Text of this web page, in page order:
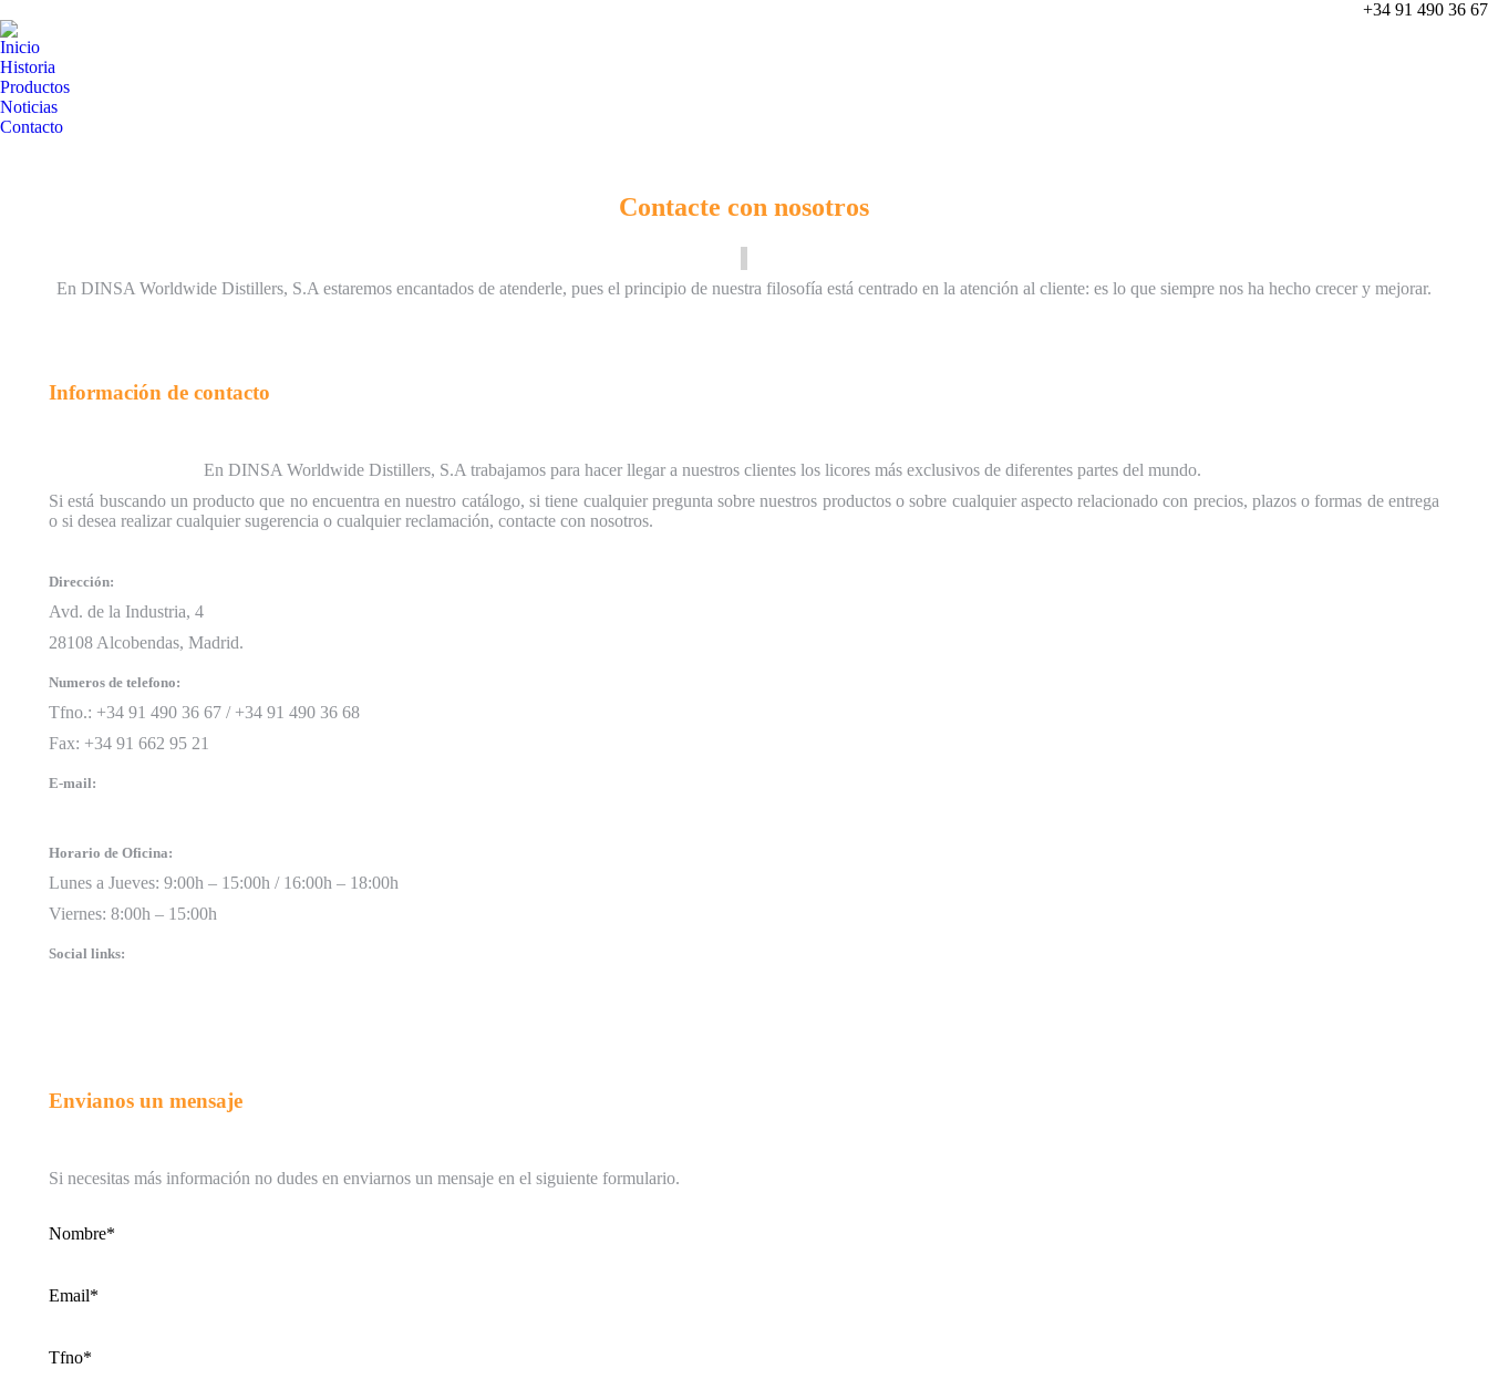
+34 91 490 36 67
Inicio
Historia
Productos
Noticias
Contacto
Contacte con nosotros
En DINSA Worldwide Distillers, S.A estaremos encantados de atenderle, pues el principio de nuestra filosofía está centrado en la atención al cliente: es lo que siempre nos ha hecho crecer y mejorar.
Información de contacto
En DINSA Worldwide Distillers, S.A trabajamos para hacer llegar a nuestros clientes los licores más exclusivos de diferentes partes del mundo.
Si está buscando un producto que no encuentra en nuestro catálogo, si tiene cualquier pregunta sobre nuestros productos o sobre cualquier aspecto relacionado con precios, plazos o formas de entrega
o si desea realizar cualquier sugerencia o cualquier reclamación, contacte con nosotros.
Dirección:
Avd. de la Industria, 4
28108 Alcobendas, Madrid.
Numeros de telefono:
Tfno.: +34 91 490 36 67 / +34 91 490 36 68
Fax: +34 91 662 95 21
E-mail:
Horario de Oficina:
Lunes a Jueves: 9:00h – 15:00h / 16:00h – 18:00h
Viernes: 8:00h – 15:00h
Social links:
Envianos un mensaje
Si necesitas más información no dudes en enviarnos un mensaje en el siguiente formulario.
Nombre*
Email*
Tfno*